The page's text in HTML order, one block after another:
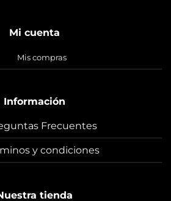
Mi cuenta
Mis compras
Información
Frecuentes
y condiciones
tienda